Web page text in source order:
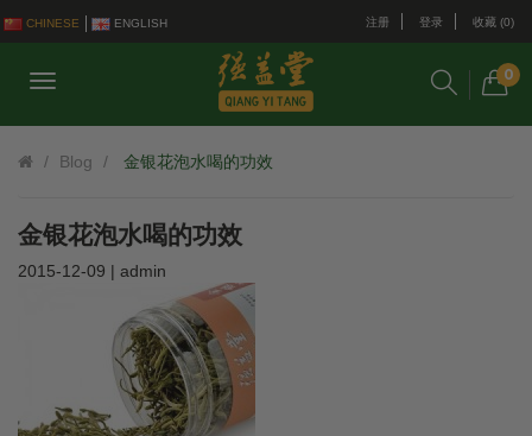
CHINESE ENGLISH 注册 登录 收藏 (0)
0
Blog 金银花泡水喝的功效
金银花泡水喝的功效
2015-12-09 | admin